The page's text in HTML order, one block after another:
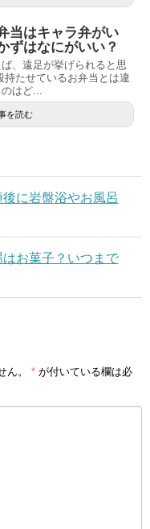
当はキャラ弁がい
ずはなにがいい？
、遠足が挙げられると思
持たせているお弁当とは違
はど...
を読む
に岩盤浴やお風呂
お菓子？いつまで
。 * が付いている欄は必